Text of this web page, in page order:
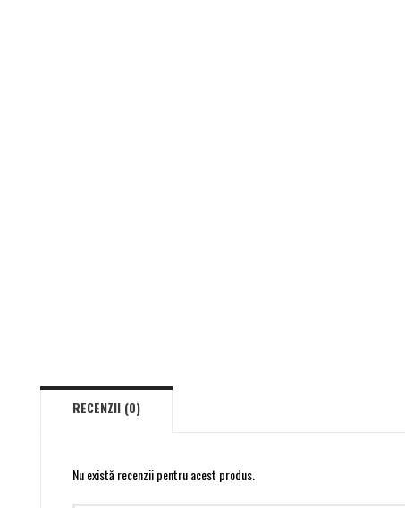
RECENZII (0)
Nu există recenzii pentru acest produs.